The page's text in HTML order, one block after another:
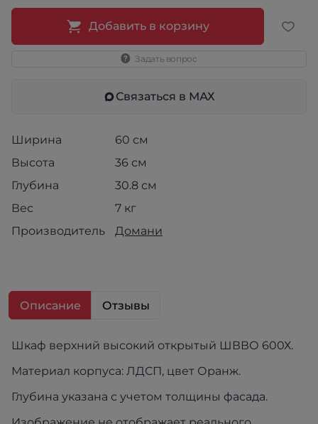
Добавить в корзину
Задать вопрос
Связаться в МАХ
Ширина
60 см
Высота
36 см
Глубина
30.8 см
Вес
7 кг
Производитель
Домани
Описание Отзывы
Шкаф верхний высокий открытый ШВВО 600Х.
Материал корпуса: ЛДСП, цвет Оранж.
Глубина указана с учетом толщины фасада.